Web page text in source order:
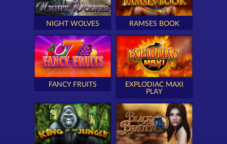
NIGHT WOLVES RAMSES BOOK
FANCY FRUITS
EXPLODIAC MAXI
PLAY